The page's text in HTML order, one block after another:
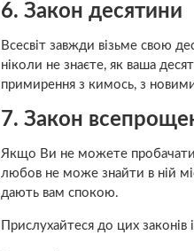
6. Закон десятини
Всесвіт завжди візьме свою
ніколи не знаєте, як ваша
примирення з кимось, з
7. Закон
Якщо Ви не можете
любов не може знайти в ній
дають вам спокою.
Прислухайтеся до цих законів